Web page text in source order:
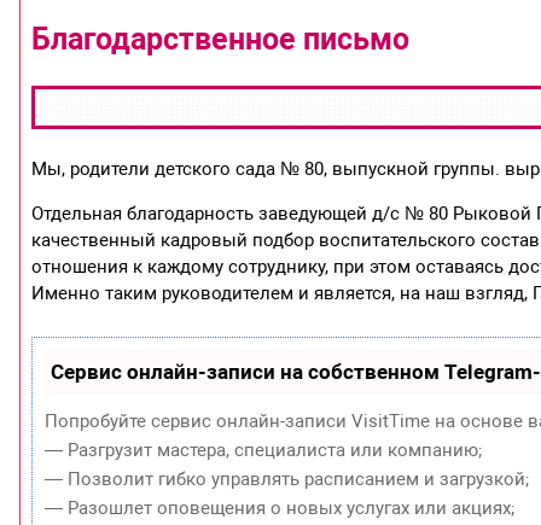
Благодарственное письмо
Мы, родители детского сада № 80, выпускной группы.
Отдельная благодарность заведующей д/с № 80 Рыковой
качественный кадровый подбор воспитательского
отношения к каждому сотруднику, при этом оставаясь
Именно таким руководителем и является, на наш взгляд,
Сервис онлайн-записи на собственном
Попробуйте сервис онлайн-записи VisitTime на основе
— Разгрузит мастера, специалиста или компанию;
— Позволит гибко управлять расписанием и загрузкой;
— Разошлет оповещения о новых услугах или акциях;